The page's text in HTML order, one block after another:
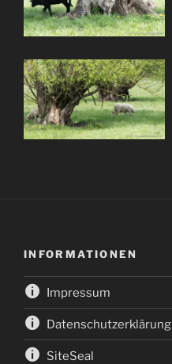
INFORMATIONEN
Impressum
Datenschutzerklärung
SiteSeal